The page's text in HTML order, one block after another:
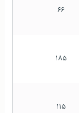
۶۶
۱۸۵
۱۱۵